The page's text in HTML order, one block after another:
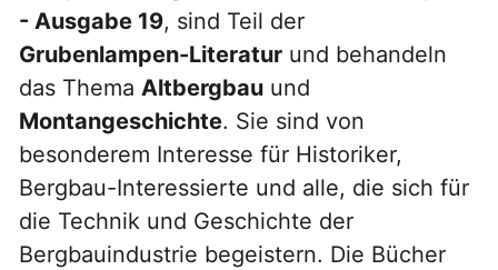
- Ausgabe 19, sind Teil der
Grubenlampen-Literatur und behandeln
das Thema Altbergbau und
Montangeschichte. Sie sind von
besonderem Interesse für Historiker,
Bergbau-Interessierte und alle, die sich für
die Technik und Geschichte der
Bergbauindustrie begeistern. Die Bücher